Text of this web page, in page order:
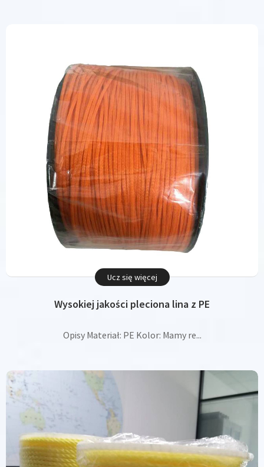
Wysokiej jakości pleciona lina z PE
Opisy Materiał: PE Kolor: Mamy re...
Ucz się więcej